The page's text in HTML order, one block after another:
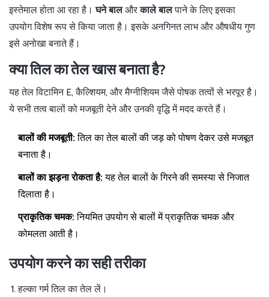
इस्तेमाल होता आ रहा है।घने बालऔरकाले बालपाने के लिए इसका
उपयोग विशेष रूप से किया जाता है। इसके अनगिनत लाभ और औषधीय गुण
इसे अनोखा बनाते हैं।
क्या तिल का तेल खास बनाता है?
यह तेल विटामिन E, कैल्शियम, और मैग्नीशियम जैसे पोषक तत्वों से भरपूर है।
ये सभी तत्व बालों को मजबूती देने और उनकी वृद्धि में मदद करते हैं।
बालों की मजबूती: तिल का तेल बालों की जड़ को पोषण देकर उसे मजबूत
बनाता है।
बालों का झड़ना रोकता है: यह तेल बालों के गिरने की समस्या से निजात
दिलाता है।
प्राकृतिक चमक: नियमित उपयोग से बालों में प्राकृतिक चमक और
कोमलता आती है।
उपयोग करने का सही तरीका
हल्का गर्म तिल का तेल लें।